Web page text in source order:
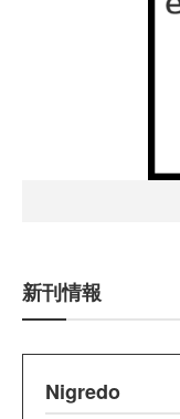
新刊情報
Nigredo